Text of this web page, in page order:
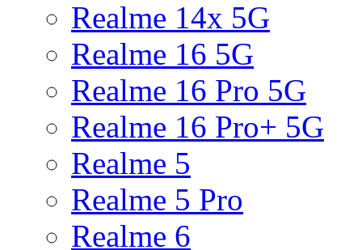
Realme 14x 5G
Realme 16 5G
Realme 16 Pro 5G
Realme 16 Pro+ 5G
Realme 5
Realme 5 Pro
Realme 6